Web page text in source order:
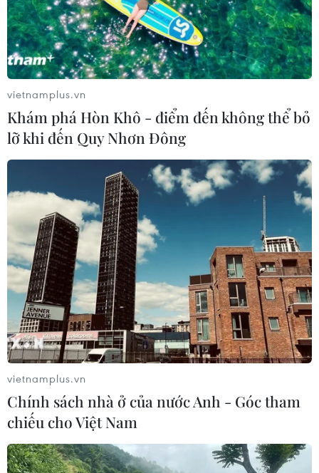
Dự báo thế giới 2019: Giới chuyên gia
đánh giá những nguy cơ tiềm ẩn
27/12/2018 04:21
Theo thăm dò ý kiến của 500 chính trị gia, chuyên gia
và các nhà khoa học của Mỹ đã nêu lên 30 điểm căng
thẳng trên thế giới có nguy cơ cao dẫn đến xung đột
nghiêm trọng trong năm 2019.
vietnamplus.vn
Khám phá Hòn Khô - điểm đến không thể bỏ
lỡ khi đến Quy Nhơn Đông
vietnamplus.vn
Chính sách nhà ở của nước Anh - Góc tham
chiếu cho Việt Nam